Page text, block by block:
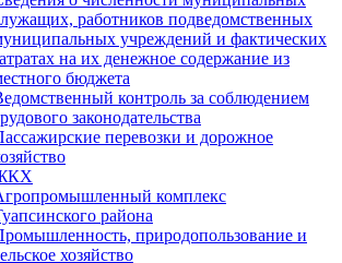
работников подведомственных
учреждений и фактических
на их денежное содержание из
бюджета
контроль за соблюдением
законодательства
перевозки и дорожное
комплекс
района
природопользование и
хозяйство